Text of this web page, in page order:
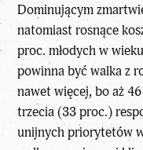
Dominującym
natomiast rosnące
proc. młodych w
powinna być walka z
nawet więcej, bo aż
trzecia (33 proc.)
unijnych priorytetów